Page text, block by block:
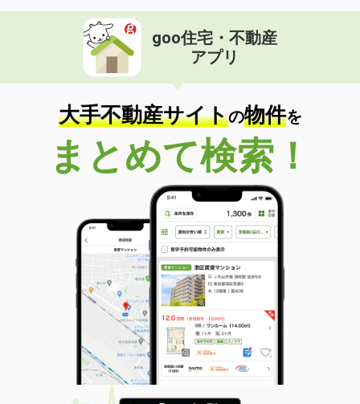
goo住宅・不動産
アプリ
大手不動産サイトの物件を
まとめて検索！